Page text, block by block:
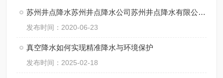
苏州井点降水苏州井点降水公司苏州井点降水有限公司通泉降水公司
发布时间：2020-06-23
真空降水如何实现精准降水与环境保护
发布时间：2025-02-18